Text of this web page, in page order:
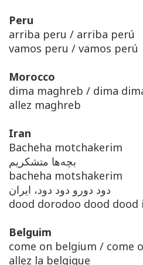
Peru
arriba peru / arriba perú
vamos peru / vamos perú
Morocco
dima maghreb / dima
allez maghreb
Iran
Bacheha motchakerim
بچه‌ها متشکریم
bacheha motshakerim
دود دورو دود دود، ایران
dood dorodoo dood dood
Belguim
come on belgium / come
allez la belgique